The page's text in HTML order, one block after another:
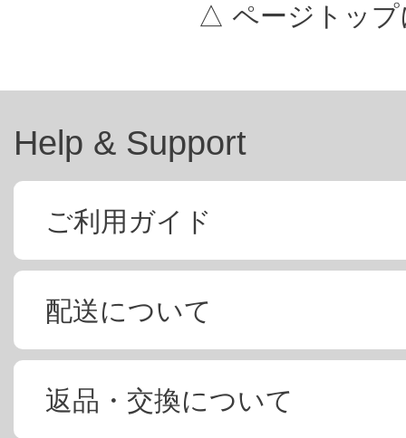
△ ページトップ
Help & Support
ご利用ガイド
配送について
返品・交換について